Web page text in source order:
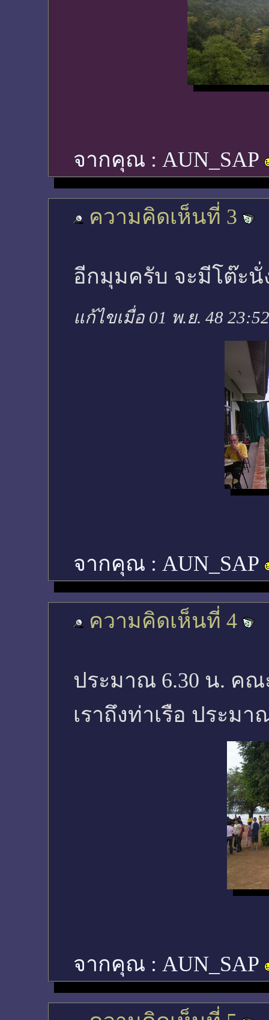
จากคุณ : AUN_SAP
ความคิดเห็นที่ 3
อีกมุมครับ จะมีโต๊ะนั่
แก้ไขเมื่อ 01 พ.ย. 48
จากคุณ : AUN_SAP
ความคิดเห็นที่ 4
ประมาณ 6.30 น. คณ
เราถึงท่าเรือ ประมา
จากคุณ : AUN_SAP